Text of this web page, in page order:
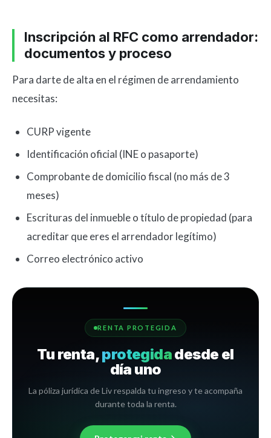
Inscripción al RFC como arrendador:
documentos y proceso
Para darte de alta en el régimen de arrendamiento
necesitas:
CURP vigente
Identificación oficial (INE o pasaporte)
Comprobante de domicilio fiscal (no más de 3
meses)
Escrituras del inmueble o título de propiedad (para
acreditar que eres el arrendador legítimo)
Correo electrónico activo
RENTA PROTEGIDA
Tu renta,protegidadesde el
día uno
La póliza jurídica de Liv respalda tu ingreso y te acompaña
durante toda la renta.